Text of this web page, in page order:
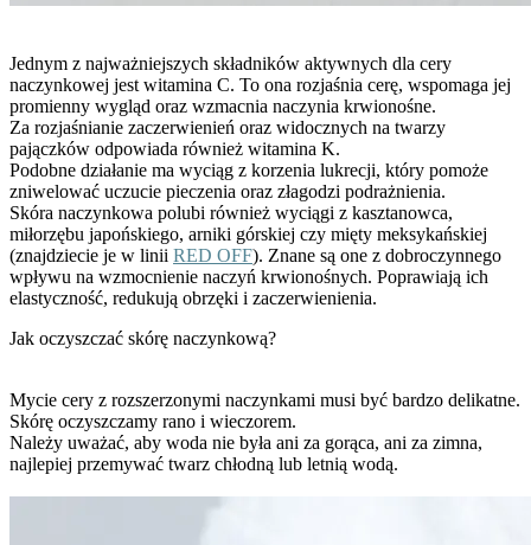
Jednym z najważniejszych składników aktywnych dla cery
naczynkowej jest witamina C. To ona rozjaśnia cerę, wspomaga jej
promienny wygląd oraz wzmacnia naczynia krwionośne.
Za rozjaśnianie zaczerwienień oraz widocznych na twarzy
pajączków odpowiada również witamina K.
Podobne działanie ma wyciąg z korzenia lukrecji, który pomoże
zniwelować uczucie pieczenia oraz złagodzi podrażnienia.
Skóra naczynkowa polubi również wyciągi z kasztanowca,
miłorzębu japońskiego, arniki górskiej czy mięty meksykańskiej
(znajdziecie je w linii RED OFF). Znane są one z dobroczynnego
wpływu na wzmocnienie naczyń krwionośnych. Poprawiają ich
elastyczność, redukują obrzęki i zaczerwienienia.
Jak oczyszczać skórę naczynkową?
Mycie cery z rozszerzonymi naczynkami musi być bardzo delikatne.
Skórę oczyszczamy rano i wieczorem.
Należy uważać, aby woda nie była ani za gorąca, ani za zimna,
najlepiej przemywać twarz chłodną lub letnią wodą.